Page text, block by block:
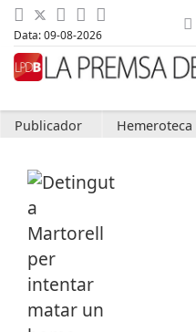
Data: 09-08-2026
Publicador Hemeroteca